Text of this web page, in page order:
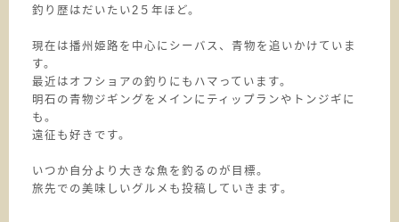
釣り歴はだいたい2５年ほど。
現在は播州姫路を中心にシーバス、青物を追いかけていま
す。
最近はオフショアの釣りにもハマっています。
明石の青物ジギングをメインにティップランやトンジギに
も。
遠征も好きです。
いつか自分より大きな魚を釣るのが目標。
旅先での美味しいグルメも投稿していきます。